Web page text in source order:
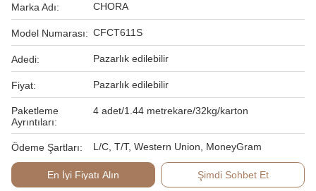
Marka Adı: CHORA
Model Numarası: CFCT611S
Adedi: Pazarlık edilebilir
Fiyat: Pazarlık edilebilir
Paketleme
Ayrıntıları:
4 adet/1.44 metrekare/32kg/karton
Ödeme Şartları: L/C, T/T, Western Union, MoneyGram
En İyi Fiyatı Alın Şimdi Sohbet Et